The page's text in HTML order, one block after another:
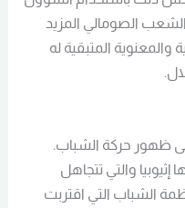
الصومالي المزيد
المتبقية له
عام 2006 أدى إلى ظهور حركة الشباب.
والتي تتجاهل
الشباب التي اقتربت